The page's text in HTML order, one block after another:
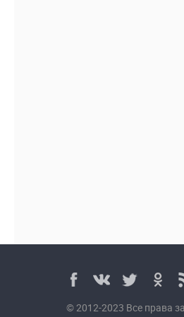
© 2012-2023 Все права